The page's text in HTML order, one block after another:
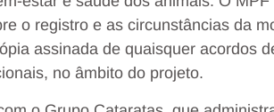
o registro e as circunstâncias da
assinada de quaisquer acordos
no âmbito do projeto.